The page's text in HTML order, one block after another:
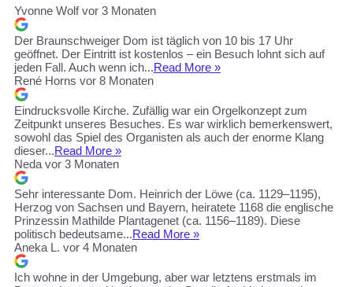
Yvonne Wolf vor 3 Monaten
Der Braunschweiger Dom ist täglich von 10 bis 17 Uhr
geöffnet. Der Eintritt ist kostenlos – ein Besuch lohnt sich auf
jeden Fall. Auch wenn ich...Read More »
René Horns vor 8 Monaten
Eindrucksvolle Kirche. Zufällig war ein Orgelkonzept zum
Zeitpunkt unseres Besuches. Es war wirklich bemerkenswert,
sowohl das Spiel des Organisten als auch der enorme Klang
dieser...Read More »
Neda vor 3 Monaten
Sehr interessante Dom. Heinrich der Löwe (ca. 1129–1195),
Herzog von Sachsen und Bayern, heiratete 1168 die englische
Prinzessin Mathilde Plantagenet (ca. 1156–1189). Diese
politisch bedeutsame...Read More »
Aneka L. vor 4 Monaten
Ich wohne in der Umgebung, aber war letztens erstmals im